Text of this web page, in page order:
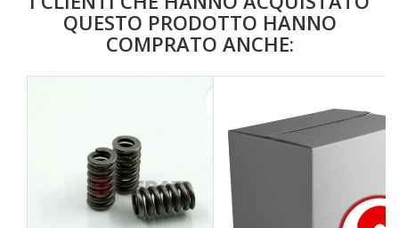
QUESTO PRODOTTO HANNO
COMPRATO ANCHE: